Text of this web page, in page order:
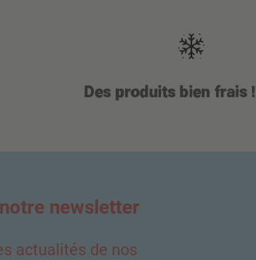
Des produits bien frais !
newsletter
actualités de nos